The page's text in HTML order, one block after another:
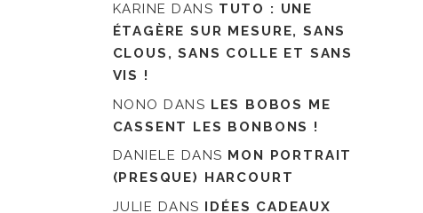
KARINE DANS TUTO : UNE
ÉTAGÈRE SUR MESURE, SANS
CLOUS, SANS COLLE ET SANS
VIS !
NONO DANS LES BOBOS ME
CASSENT LES BONBONS !
DANIELE DANS MON PORTRAIT
(PRESQUE) HARCOURT
JULIE DANS IDÉES CADEAUX